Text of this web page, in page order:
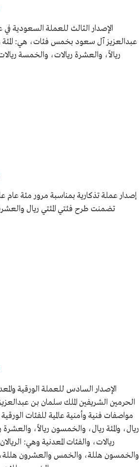
الإصدار الثالث للعملة السعودية في
عبدالعزيز آل سعود بخمس فئات، هي:
ريالاً، والعشرة ريالات، والخمسة
إصدار عملة تذكارية بمناسبة مرور مئة عام
تضمنت طرح فئتي المئتي ريال
الإصدار السادس للعملة الورقية
الحرمين الشريفين الملك سلمان بن
مواصفات فنية وأمنية عالمية للفئات
ريال، والمئة ريال، والخمسون ريالاً،
ريالات، والفئات المعدنية وهي:
والخمسون هللة، والخمس والعشرون